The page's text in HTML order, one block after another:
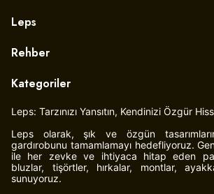
Leps
Rehber
Kategoriler
Leps: Tarzınızı Yansıtın, Kendinizi Özgür
Leps olarak, şık ve özgün
gardırobunu tamamlamayı hedefliyoruz.
ile her zevke ve ihtiyaca hitap eden
bluzlar, tişörtler, hırkalar, montlar,
sunuyoruz.